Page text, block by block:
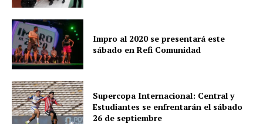
Impro al 2020 se presentará este
sábado en Refi Comunidad
Supercopa Internacional: Central y
Estudiantes se enfrentarán el sábado
26 de septiembre